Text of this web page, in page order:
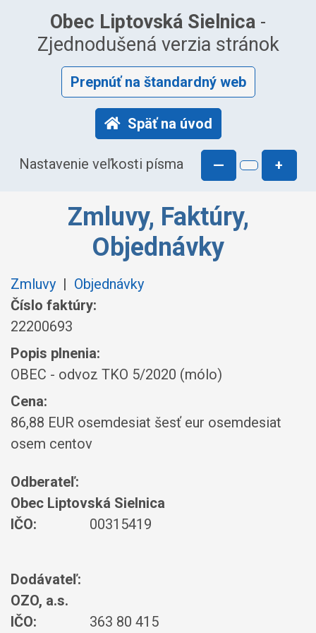
Obec Liptovská Sielnica -
Zjednodušená verzia stránok
Prepnúť na štandardný web
Späť na úvod
Nastavenie veľkosti písma — +
Zmluvy, Faktúry,
Objednávky
Zmluvy | Objednávky
Číslo faktúry:
22200693
Popis plnenia:
OBEC - odvoz TKO 5/2020 (mólo)
Cena:
86,88 EUR osemdesiat šesť eur osemdesiat
osem centov
Odberateľ:
Obec Liptovská Sielnica
IČO:
00315419
Dodávateľ:
OZO, a.s.
IČO:
363 80 415